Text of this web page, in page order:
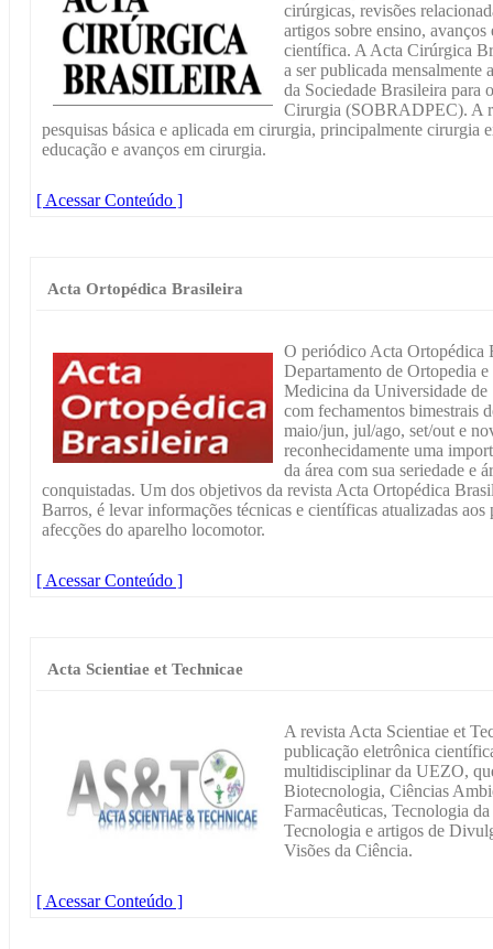
cirúrgicas, revisões
artigos sobre ensino,
científica. A Acta Cirúrgica
a ser publicada
da Sociedade Brasileira para
Cirurgia (SOBRADPEC). A
pesquisas básica e aplicada em cirurgia, principalmente cirurgia
educação e avanços em cirurgia.
[ Acessar Conteúdo ]
Acta Ortopédica Brasileira
O periódico Acta Ortopédica
Departamento de Ortopedia
Medicina da Universidade de
com fechamentos bimestrais
maio/jun, jul/ago, set/out e
reconhecidamente uma
da área com sua seriedade e
conquistadas. Um dos objetivos da revista Acta Ortopédica
Barros, é levar informações técnicas e científicas atualizadas aos
afecções do aparelho locomotor.
[ Acessar Conteúdo ]
Acta Scientiae et Technicae
A revista Acta Scientiae et
publicação eletrônica
multidisciplinar da UEZO,
Biotecnologia, Ciências
Farmacêuticas, Tecnologia
Tecnologia e artigos de
Visões da Ciência.
[ Acessar Conteúdo ]